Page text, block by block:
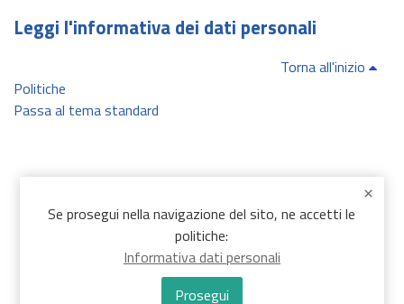
Leggi l'informativa dei dati personali
Torna all'inizio
Politiche
Passa al tema standard
Se prosegui nella navigazione del sito, ne accetti le
politiche:
Informativa dati personali
Prosegui